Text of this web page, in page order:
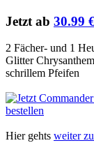
Jetzt ab 30.99
2 Fächer- und 1
Glitter
schrillem Pfeifen
Hier gehts weiter